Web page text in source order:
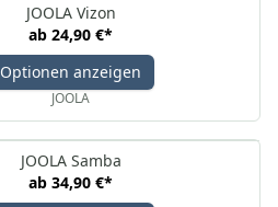
JOOLA Vizon
ab 24,90 €*
Optionen anzeigen
JOOLA
JOOLA Samba
ab 34,90 €*